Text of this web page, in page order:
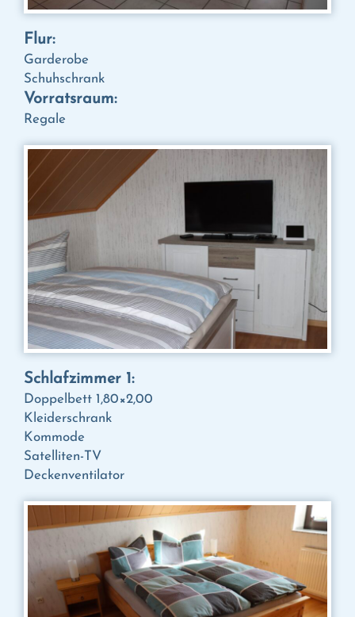
Flur:
Garderobe
Schuhschrank
Vorratsraum:
Regale
Schlafzimmer 1:
Doppelbett 1,80×2,00
Kleiderschrank
Kommode
Satelliten-TV
Deckenventilator